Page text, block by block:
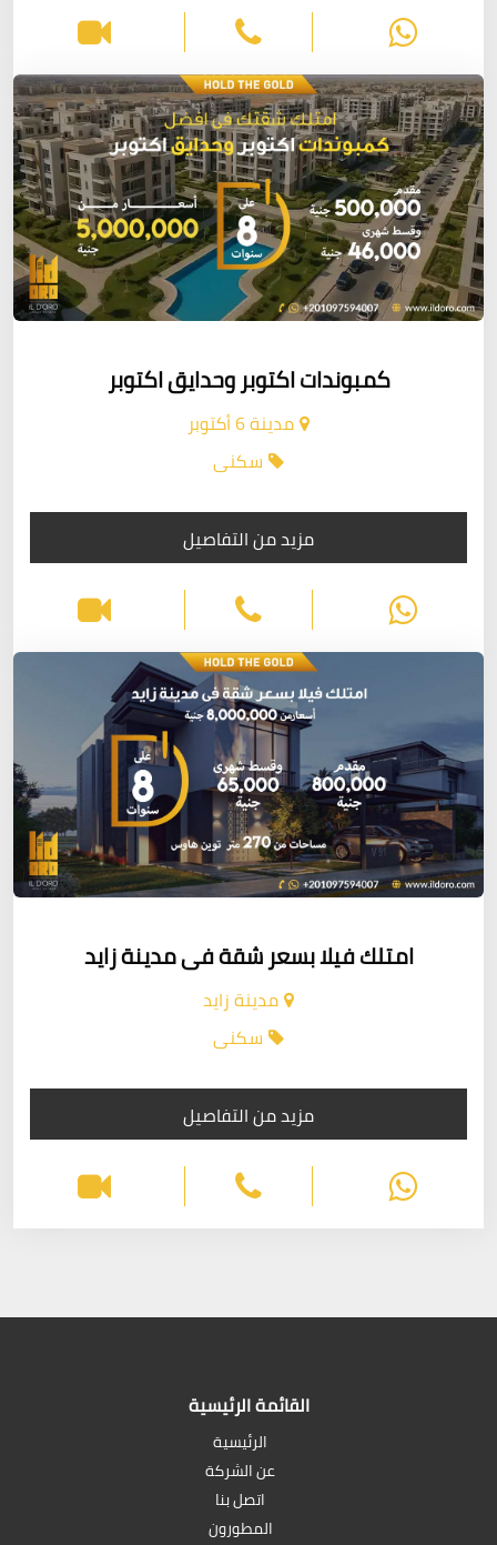
كمبوندات اكتوبر وحدايق اكتوبر
مدينة 6 أكتوبر
سكنى
مزيد من التفاصيل
امتلك فيلا بسعر شقة فى مدينة زايد
مدينة زايد
سكنى
مزيد من التفاصيل
القائمة الرئيسية
الرئيسية
عن الشركة
اتصل بنا
المطورون